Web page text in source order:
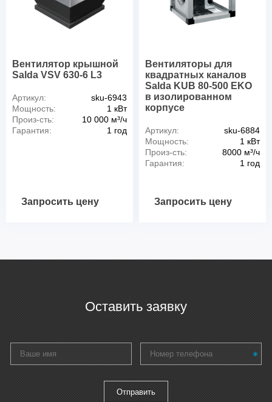
Вентилятор крышной
Salda VSV 630-6 L3
Артикул:
sku-6943
Мощность:
1 кВт
Произ-сть:
10 000 м³/ч
Гарантия:
1 год
Запросить цену
Вентиляторы для
квадратных каналов
Salda KUB 80-500 EKO
в изолированном
корпусе
Артикул:
sku-6884
Мощность:
1 кВт
Произ-сть:
8000 м³/ч
Гарантия:
1 год
Запросить цену
Оставить заявку